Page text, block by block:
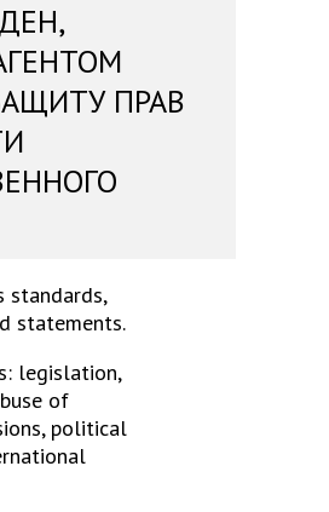
ПРАВ
standards,
statements.
legislation,
of
political